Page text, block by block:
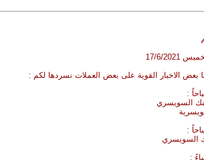
6/2021
بعض الاخبار القوية على بعض العملات نسردها لكم :